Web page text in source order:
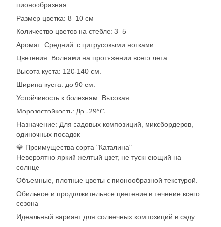
пионообразная
Размер цветка: 8–10 см
Количество цветов на стебле: 3–5
Аромат: Средний, с цитрусовыми нотками
Цветения: Волнами на протяжении всего лета
Высота куста: 120-140 см.
Ширина куста: до 90 см.
Устойчивость к болезням: Высокая
Морозостойкость: До -29°C
Назначение: Для садовых композиций, миксбордеров,
одиночных посадок
💎 Преимущества сорта "Каталина"
Невероятно яркий желтый цвет, не тускнеющий на
солнце
Объемные, плотные цветы с пионообразной текстурой.
Обильное и продолжительное цветение в течение всего
сезона
Идеальный вариант для солнечных композиций в саду